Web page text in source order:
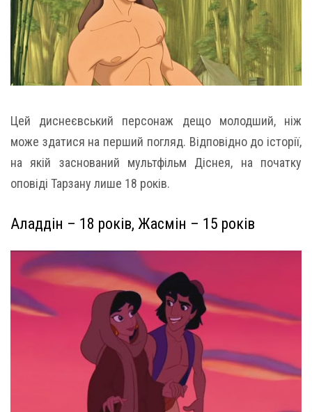
Цей диснеєвський персонаж дещо молодший, ніж
може здатися на перший погляд. Відповідно до історії,
на якій заснований мультфільм Діснея, на початку
оповіді Тарзану лише 18 років.
Аладдін – 18 років, Жасмін – 15 років